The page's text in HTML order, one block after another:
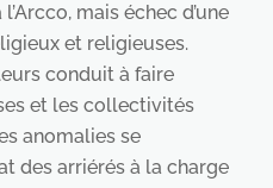
mais échec d’une
et religieuses.
conduit à faire
et les collectivités
anomalies se
des arriérés à la charge